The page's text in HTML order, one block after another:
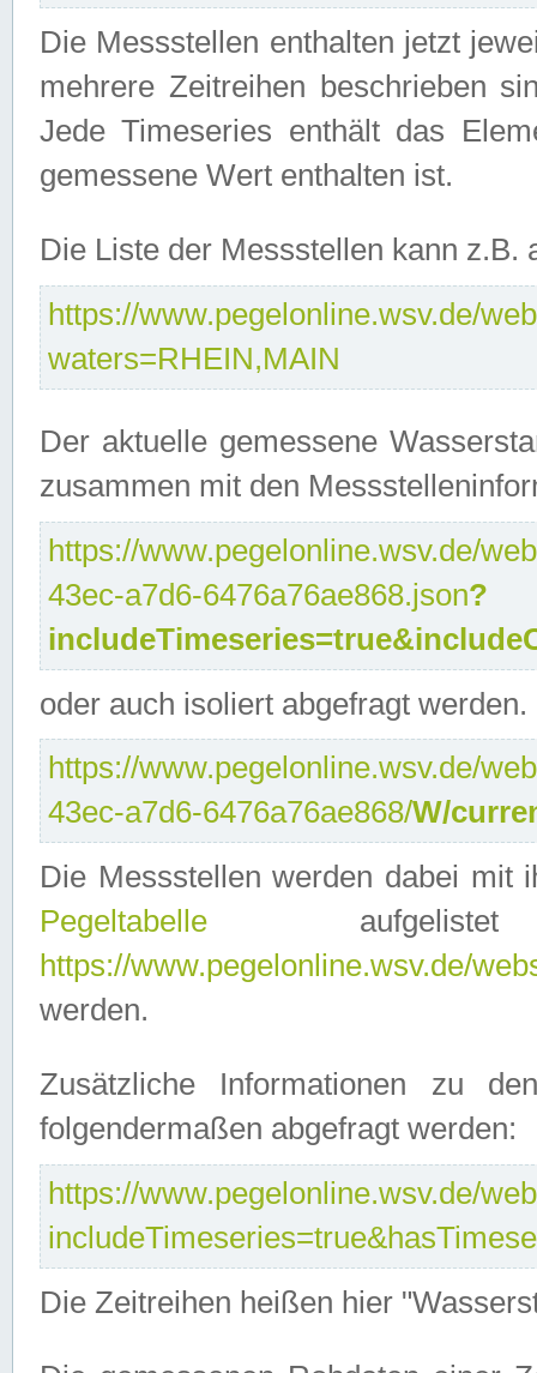
Die Messstellen enthalten jetzt
mehrere Zeitreihen beschrieben
Jede Timeseries enthält das
gemessene Wert enthalten ist.
Die Liste der Messstellen kann
https://www.pegelonline.wsv.de/
waters=RHEIN,MAIN
Der aktuelle gemessene
zusammen mit den
https://www.pegelonline.wsv.de/
43ec-a7d6-6476a76ae868.json?
oder auch isoliert abgefragt werden.
https://www.pegelonline.wsv.de/
43ec-a7d6-6476a76ae868/W/
Die Messstellen werden dabei mit
Pegeltabelle
https://www.pegelonline.wsv.de/
werden.
Zusätzliche Informationen zu
folgendermaßen abgefragt werden:
https://www.pegelonline.wsv.de/
Die Zeitreihen heißen hier